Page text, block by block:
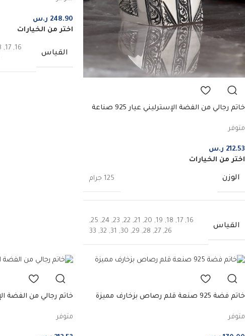
خاتم رجالي من الفضة الإسترليني عيار 925 صناعة
متوفر
212.53 ر.س
اختر من الخيارات
الوزن 125 جرام
القياس
16
,
17
,
18
,
19
,
20
,
21
,
22
,
23
,
24
,
25
,
26
,
27
,
28
,
29
,
30
,
31
,
32
,
33
248.90 ر.س
اختر من الخيارات
القياس
16
,
17
,
خاتم فضة 925 صنعة قلم رصاص بزخارف مميزة
متوفر
خاتم رجالي من الفضة
متوفر